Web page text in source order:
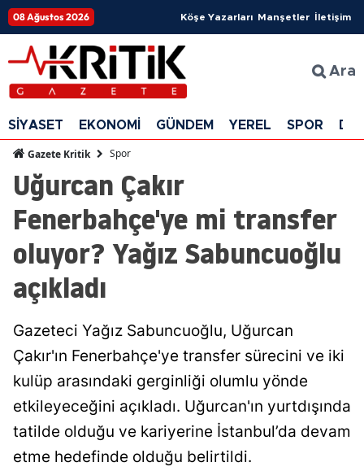
08 Ağustos 2026 Köşe Yazarları Manşetler İletişim
Ara
SİYASET EKONOMİ GÜNDEM YEREL SPOR
Gazete Kritik Spor
Uğurcan Çakır
Fenerbahçe'ye mi transfer
oluyor? Yağız Sabuncuoğlu
açıkladı
Gazeteci Yağız Sabuncuoğlu, Uğurcan
Çakır'ın Fenerbahçe'ye transfer sürecini ve iki
kulüp arasındaki gerginliği olumlu yönde
etkileyeceğini açıkladı. Uğurcan'ın yurtdışında
tatilde olduğu ve kariyerine İstanbul’da devam
etme hedefinde olduğu belirtildi.